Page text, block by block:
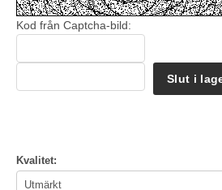
Kod från Captcha-bild:
Slut i
Kvalitet: